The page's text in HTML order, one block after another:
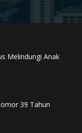
Melindungi Anak
39 Tahun